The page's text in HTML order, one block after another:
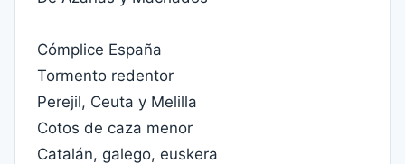
Cómplice España
Tormento redentor
Perejil, Ceuta y Melilla
Cotos de caza menor
Catalán, galego, euskera